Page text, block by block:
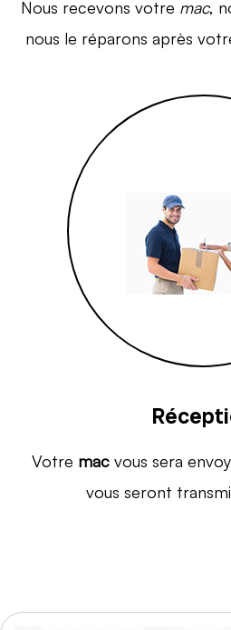
Nous recevons votre mac,
nous le réparons après
Votre mac vous sera
vous seront